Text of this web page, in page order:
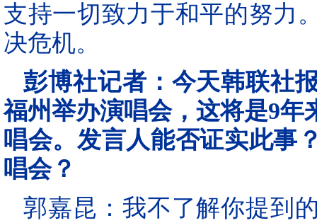
支持一切致力于和平的努力
决危机。
彭博社记者：今天韩联社
福州举办演唱会，这将是9
唱会。发言人能否证实此事
唱会？
郭嘉昆：我不了解你提到